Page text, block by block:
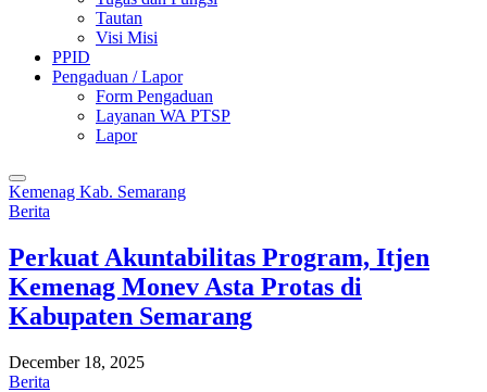
Tautan
Visi Misi
PPID
Pengaduan / Lapor
Form Pengaduan
Layanan WA PTSP
Lapor
Kemenag Kab. Semarang
Berita
Perkuat Akuntabilitas Program, Itjen
Kemenag Monev Asta Protas di
Kabupaten Semarang
December 18, 2025
Berita